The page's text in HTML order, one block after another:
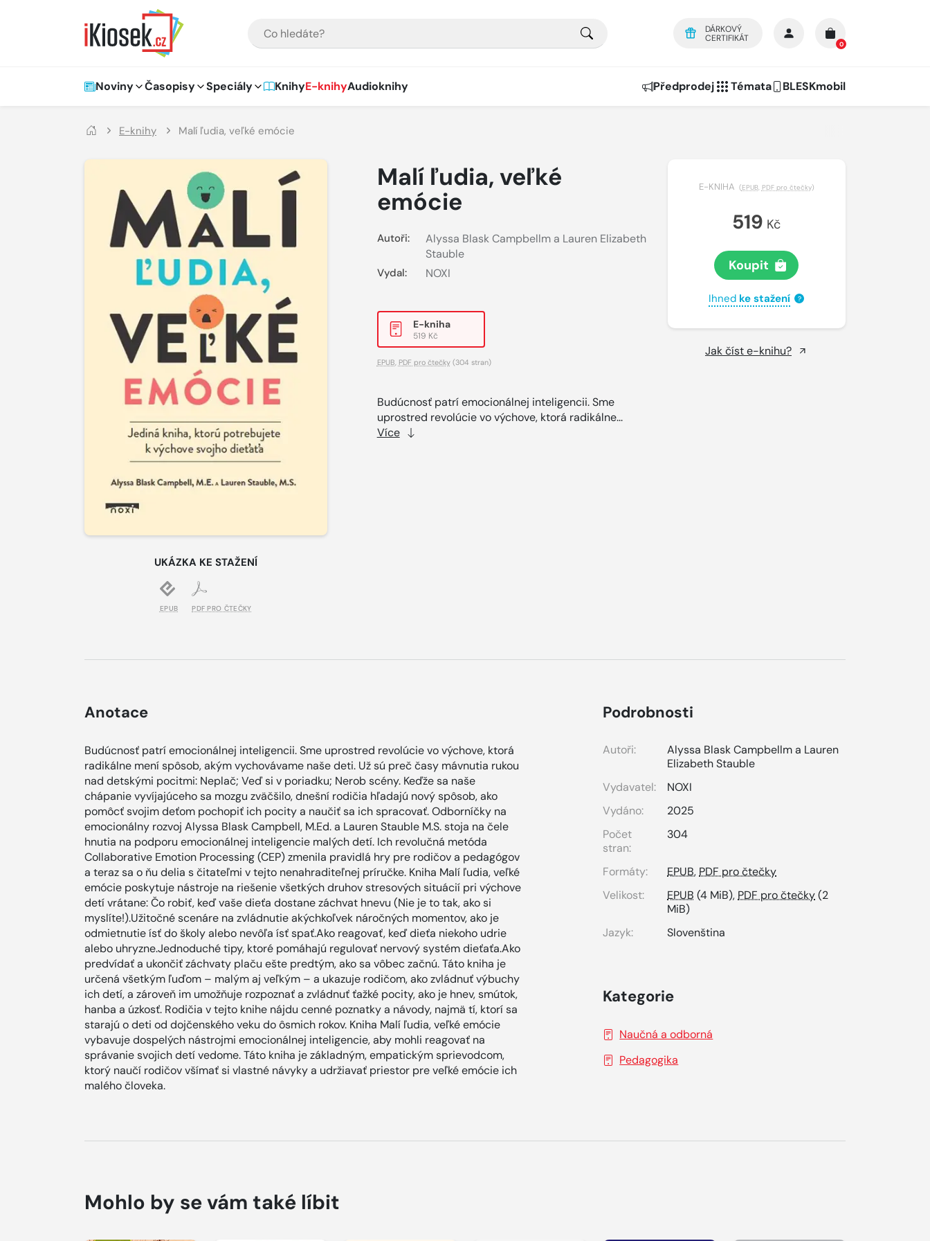
DÁRKOVÝ
CERTIFIKÁT
0
Hlavní navigace
Noviny Časopisy Speciály KnihyE-knihyAudioknihy Předprodej Témata BLESKmobil
E-knihy Malí ľudia, veľké emócie
UKÁZKA KE STAŽENÍ
EPUB PDF PRO ČTEČKY
Malí ľudia, veľké
emócie
Autoři:
Alyssa Blask Campbellm a Lauren Elizabeth
Stauble
Vydal: NOXI
E-kniha
519 Kč
EPUB PDF pro čtečky(304 stran)
Budúcnosť patrí emocionálnej inteligencii. Sme
uprostred revolúcie vo výchove, ktorá radikálne...
Více
E-KNIHA (EPUB, PDF pro čtečky)
519 Kč
Koupit
Ihned ke stažení ?
Jak číst e-knihu?
Anotace
Budúcnosť patrí emocionálnej inteligencii. Sme uprostred revolúcie vo výchove, ktorá
radikálne mení spôsob, akým vychovávame naše deti. Už sú preč časy mávnutia rukou
nad detskými pocitmi: Neplač; Veď si v poriadku; Nerob scény. Keďže sa naše
chápanie vyvíjajúceho sa mozgu zväčšilo, dnešní rodičia hľadajú nový spôsob, ako
pomôcť svojim deťom pochopiť ich pocity a naučiť sa ich spracovať. Odborníčky na
emocionálny rozvoj Alyssa Blask Campbell, M.Ed. a Lauren Stauble M.S. stoja na čele
hnutia na podporu emocionálnej inteligencie malých detí. Ich revolučná metóda
Collaborative Emotion Processing (CEP) zmenila pravidlá hry pre rodičov a pedagógov
a teraz sa o ňu delia s čitateľmi v tejto nenahraditeľnej príručke. Kniha Malí ľudia, veľké
emócie poskytuje nástroje na riešenie všetkých druhov stresových situácií pri výchove
detí vrátane: Čo robiť, keď vaše dieťa dostane záchvat hnevu (Nie je to tak, ako si
myslíte!).Užitočné scenáre na zvládnutie akýchkoľvek náročných momentov, ako je
odmietnutie ísť do školy alebo nevôľa ísť spať.Ako reagovať, keď dieťa niekoho udrie
alebo uhryzne.Jednoduché tipy, ktoré pomáhajú regulovať nervový systém dieťaťa.Ako
predvídať a ukončiť záchvaty plaču ešte predtým, ako sa vôbec začnú. Táto kniha je
určená všetkým ľuďom – malým aj veľkým – a ukazuje rodičom, ako zvládnuť výbuchy
ich detí, a zároveň im umožňuje rozpoznať a zvládnuť ťažké pocity, ako je hnev, smútok,
hanba a úzkosť. Rodičia v tejto knihe nájdu cenné poznatky a návody, najmä tí, ktorí sa
starajú o deti od dojčenského veku do ôsmich rokov. Kniha Malí ľudia, veľké emócie
vybavuje dospelých nástrojmi emocionálnej inteligencie, aby mohli reagovať na
správanie svojich detí vedome. Táto kniha je základným, empatickým sprievodcom,
ktorý naučí rodičov všímať si vlastné návyky a udržiavať priestor pre veľké emócie ich
malého človeka.
Podrobnosti
Autoři:
Alyssa Blask Campbellm a Lauren
Elizabeth Stauble
Vydavatel:
NOXI
Vydáno:
2025
Počet
stran:
304
Formáty: EPUB,PDF pro čtečky
Velikost:
EPUB (4 MiB),PDF pro čtečky(2
MiB)
Jazyk:
Slovenština
Kategorie
Naučná a odborná
Pedagogika
Mohlo by se vám také líbit